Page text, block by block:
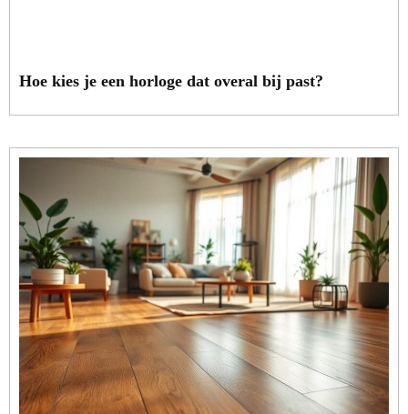
Hoe kies je een horloge dat overal bij past?